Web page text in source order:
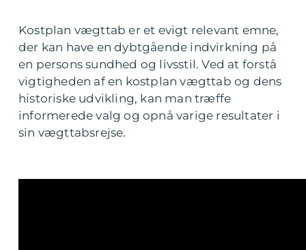
Kostplan vægttab er et evigt relevant emne,
der kan have en dybtgående indvirkning på
en persons sundhed og livsstil. Ved at forstå
vigtigheden af en kostplan vægttab og dens
historiske udvikling, kan man træffe
informerede valg og opnå varige resultater i
sin vægttabsrejse.